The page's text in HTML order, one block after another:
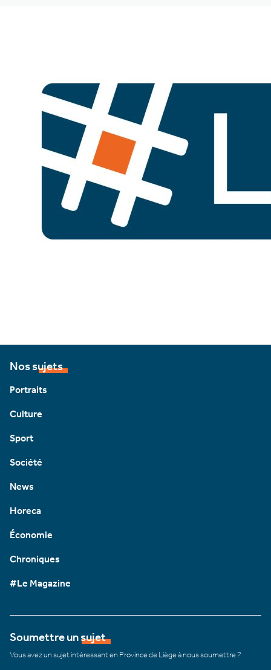
Nos sujets
Portraits
Culture
Sport
Société
News
Horeca
Économie
Chroniques
#Le Magazine
Soumettre un sujet
Vous avez un sujet intéressant en Province de Liège à nous soumettre ?